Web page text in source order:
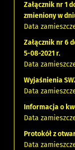
Załącznik nr 1
zmieniony w
Data
Załącznik nr 6
5-08-2021 r.
Data
Wyjaśnienia
Data
Informacja o
Data
Protokół z
Data